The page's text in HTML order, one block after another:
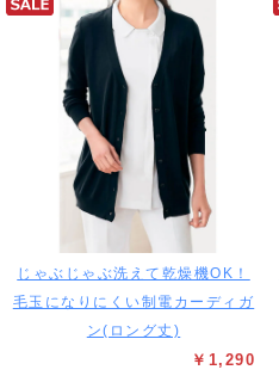
じゃぶじゃぶ洗えて乾燥機OK！
毛玉になりにくい制電カーディガ
ン(ロング丈)
￥1,290